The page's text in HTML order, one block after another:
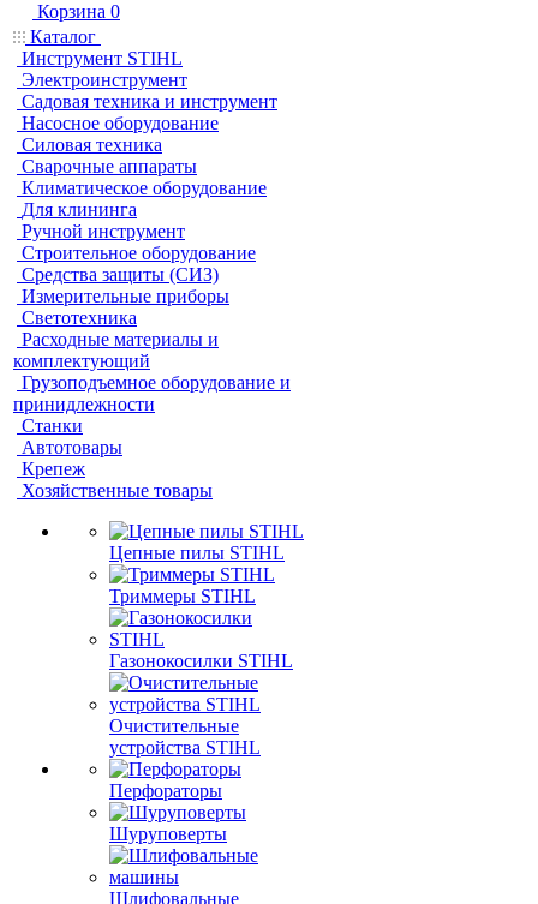
Корзина 0
Каталог
Инструмент STIHL
Электроинструмент
Садовая техника и инструмент
Насосное оборудование
Силовая техника
Сварочные аппараты
Климатическое оборудование
Для клининга
Ручной инструмент
Строительное оборудование
Средства защиты (СИЗ)
Измерительные приборы
Светотехника
Расходные материалы и
комплектующий
Грузоподъемное оборудование и
принидлежности
Станки
Автотовары
Крепеж
Хозяйственные товары
Цепные пилы STIHL
Триммеры STIHL
Газонокосилки STIHL
Очистительные
устройства STIHL
Перфораторы
Шуруповерты
Шлифовальные